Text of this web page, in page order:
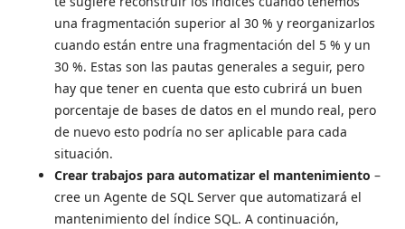
una fragmentación superior al 30 % y reorganizarlos
cuando están entre una fragmentación del 5 % y un
30 %. Estas son las pautas generales a seguir, pero
hay que tener en cuenta que esto cubrirá un buen
porcentaje de bases de datos en el mundo real, pero
de nuevo esto podría no ser aplicable para cada
situación.
Crear trabajos para automatizar el mantenimiento –
cree un Agente de SQL Server que automatizará el
mantenimiento del índice SQL. A continuación,